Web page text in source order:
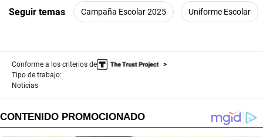
Seguir temas Campaña Escolar 2025 Uniforme Escolar
Conforme a los criterios de
Tipo de trabajo:
Noticias